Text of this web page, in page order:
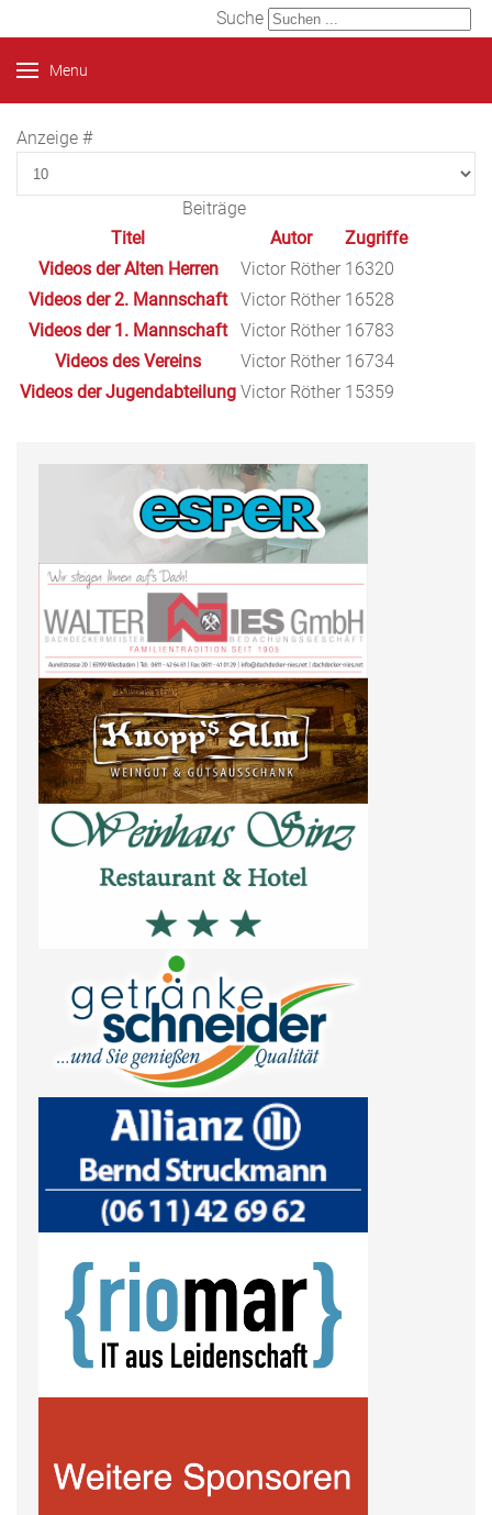
Suche
Menu
Anzeige #
Beiträge
Titel
Autor
Zugriffe
Videos der Alten Herren
Victor Röther 16320
Videos der 2. Mannschaft
Victor Röther 16528
Videos der 1. Mannschaft
Victor Röther 16783
Videos des Vereins
Victor Röther 16734
Videos der Jugendabteilung Victor Röther 15359